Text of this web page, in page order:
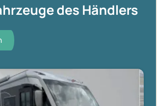
des Händlers